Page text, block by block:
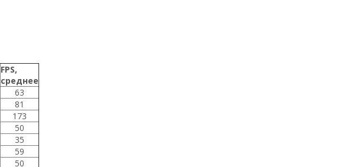
FPS,
среднее
63
81
173
50
35
59
50